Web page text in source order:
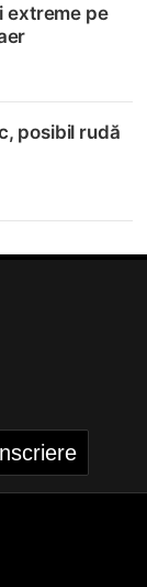
extreme pe
posibil rudă